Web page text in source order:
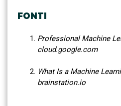
FONTI
Professional Machine
cloud.google.com
What Is a Machine
brainstation.io